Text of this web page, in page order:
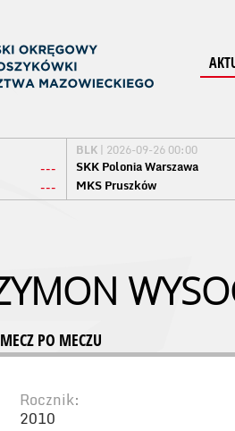
---
---
BLK | 2026-09-26 00:00
SKK Polonia Warszawa
MKS Pruszków
SZYMON
MECZ PO MECZU
Rocznik:
2010